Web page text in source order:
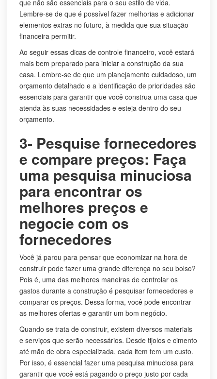
que não são essenciais para o seu estilo de vida.
Lembre-se de que é possível fazer melhorias e adicionar
elementos extras no futuro, à medida que sua situação
financeira permitir.
Ao seguir essas dicas de controle financeiro, você estará
mais bem preparado para iniciar a construção da sua
casa. Lembre-se de que um planejamento cuidadoso, um
orçamento detalhado e a identificação de prioridades são
essenciais para garantir que você construa uma casa que
atenda às suas necessidades e esteja dentro do seu
orçamento.
3- Pesquise fornecedores
e compare preços: Faça
uma pesquisa minuciosa
para encontrar os
melhores preços e
negocie com os
fornecedores
Você já parou para pensar que economizar na hora de
construir pode fazer uma grande diferença no seu bolso?
Pois é, uma das melhores maneiras de controlar os
gastos durante a construção é pesquisar fornecedores e
comparar os preços. Dessa forma, você pode encontrar
as melhores ofertas e garantir um bom negócio.
Quando se trata de construir, existem diversos materiais
e serviços que serão necessários. Desde tijolos e cimento
até mão de obra especializada, cada item tem um custo.
Por isso, é essencial fazer uma pesquisa minuciosa para
garantir que você está pagando o preço justo por cada